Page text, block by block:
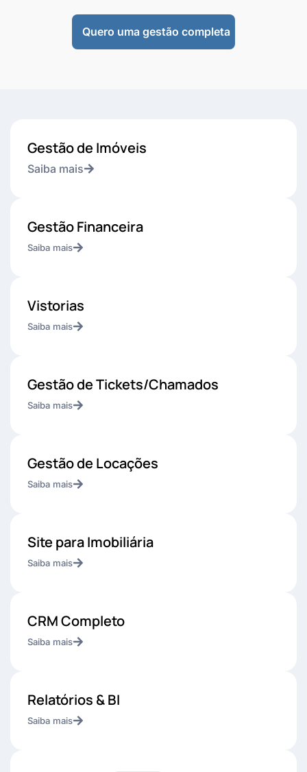
Quero uma gestão completa
Gestão de Imóveis
Saiba mais
Gestão Financeira
Saiba mais
Vistorias
Saiba mais
Gestão de Tickets/Chamados
Saiba mais
Gestão de Locações
Saiba mais
Site para Imobiliária
Saiba mais
CRM Completo
Saiba mais
Relatórios & BI
Saiba mais